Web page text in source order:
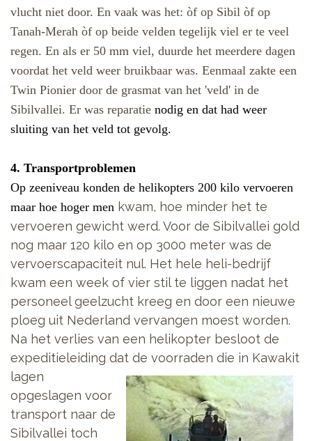
vlucht niet door. En vaak was het: òf op Sibil òf op
Tanah-Merah òf op beide velden tegelijk viel er te veel
regen. En als er 50 mm viel, duurde het meerdere dagen
voordat het veld weer bruikbaar was. Eenmaal zakte een
Twin Pionier door de grasmat van het 'veld' in de
Sibilvallei. Er was reparatie nodig en dat had weer
sluiting van het veld tot gevolg.
4. Transportproblemen
Op zeeniveau konden de helikopters 200 kilo vervoeren
maar hoe hoger men kwam, hoe minder het te
vervoeren gewicht werd. Voor de Sibilvallei gold
nog maar 120 kilo en op 3000 meter was de
vervoerscapaciteit nul. Het hele heli-bedrijf
kwam een week of vier stil te liggen nadat het
personeel geelzucht kreeg en door een nieuwe
ploeg uit Nederland vervangen moest worden.
Na het verlies van een helikopter besloot de
expeditieleiding dat de voorraden die in Kawakit
lagen
opgeslagen voor
transport naar de
Sibilvallei toch